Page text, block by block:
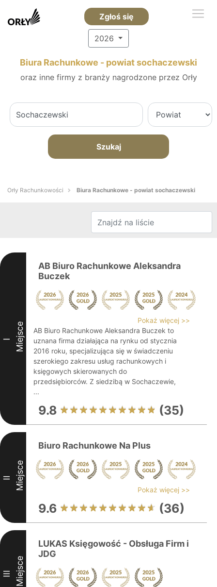
Zgłoś się
2026
Biura Rachunkowe - powiat sochaczewski
oraz inne firmy z branży nagrodzone przez Orły
Szukaj
Orły Rachunkowości Biura Rachunkowe - powiat sochaczewski
I Miejsce
AB Biuro Rachunkowe Aleksandra
Buczek
Pokaż więcej >>
AB Biuro Rachunkowe Aleksandra Buczek to
uznana firma działająca na rynku od stycznia
2016 roku, specjalizująca się w świadczeniu
szerokiego zakresu usług rachunkowych i
księgowych skierowanych do
przedsiębiorców. Z siedzibą w Sochaczewie,
...
9.8 (35)
II Miejsce
Biuro Rachunkowe Na Plus
Pokaż więcej >>
9.6 (36)
III Miejsce
LUKAS Księgowość - Obsługa Firm i
JDG